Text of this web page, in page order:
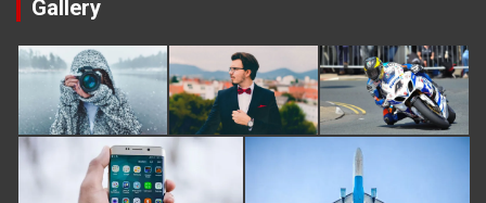
Gallery